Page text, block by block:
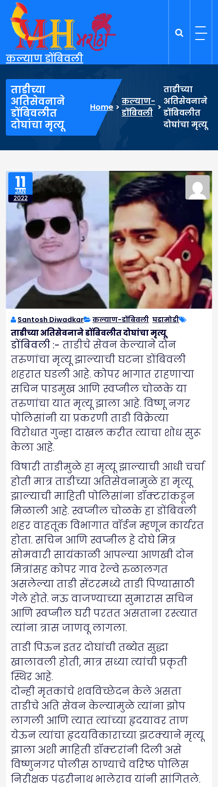
content
कल्याण डोंबिवली
ताडीच्या
अतिसेवनाने
डोंबिवलीत
दोघांचा मृत्यू
Home >
कल्याण-
डोंबिवली
>
ताडीच्या
अतिसेवनाने
डोंबिवलीत
दोघांचा मृत्यू
11
JAN
2022
Santosh Diwadkar कल्याण-डोंबिवली घडामोडी
ताडीच्या अतिसेवनाने डोंबिवलीत दोघांचा मृत्यू
डोंबिवली :- ताडीचे सेवन केल्याने दोन
तरुणांचा मृत्यू झाल्याची घटना डोंबिवली
शहरात घडली आहे. कोपर भागात राहणाऱ्या
सचिन पाडमुख आणि स्वप्नील चोळके या
तरुणांचा यात मृत्यू झाला आहे. विष्णू नगर
पोलिसांनी या प्रकरणी ताडी विक्रेत्या
विरोधात गुन्हा दाखल करीत त्याचा शोध सुरू
केला आहे.
विषारी ताडीमुळे हा मृत्यू झाल्याची आधी चर्चा
होती मात्र ताडीच्या अतिसेवनामुळे हा मृत्यू
झाल्याची माहिती पोलिसांना डॉक्टरांकडून
मिळाली आहे. स्वप्नील चोळके हा डोंबिवली
शहर वाहतूक विभागात वॉर्डन म्हणून कार्यरत
होता. सचिन आणि स्वप्नील हे दोघे मित्र
सोमवारी सायंकाळी आपल्या आणखी दोन
मित्रांसह कोपर गाव रेल्वे रुळालगत
असलेल्या ताडी सेंटरमध्ये ताडी पिण्यासाठी
गेले होते. नऊ वाजण्याच्या सुमारास सचिन
आणि स्वप्नील घरी परतत असताना रस्त्यात
त्यांना त्रास जाणवू लागला.
ताडी पिऊन इतर दोघांची तब्येत सुद्धा
खालावली होती, मात्र सध्या त्यांची प्रकृती
स्थिर आहे.
दोन्ही मृतकांचे शवविच्छेदन केले असता
ताडीचे अति सेवन केल्यामुळे त्यांना झोप
लागली आणि त्यात त्यांच्या हृदयावर ताण
येऊन त्यांचा हृदयविकाराच्या झटक्याने मृत्यू
झाला अशी माहिती डॉक्टरांनी दिली असे
विष्णुनगर पोलीस ठाण्याचे वरिष्ठ पोलिस
निरीक्षक पंढरीनाथ भालेराव यांनी सांगितले.